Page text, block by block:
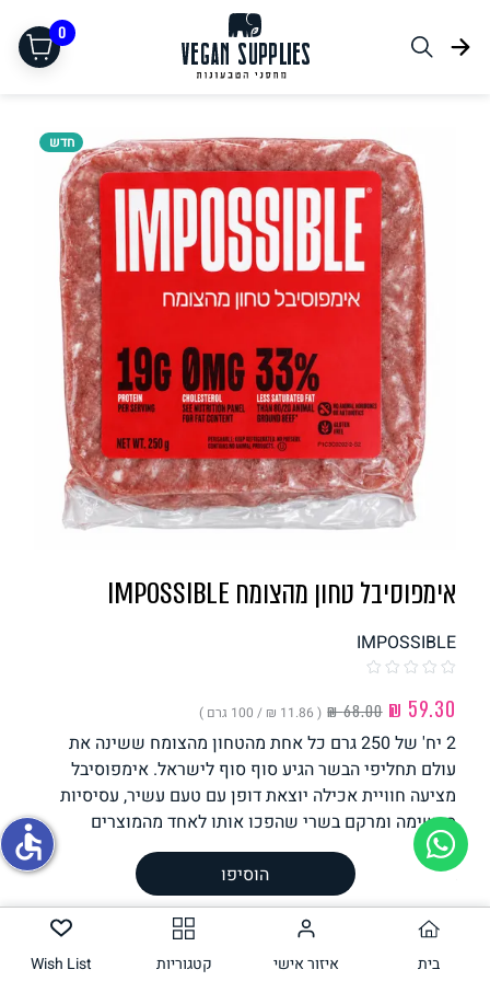
0
גבינות טבעוניות
חדש
אימפוסיבל טחון מהצומח IMPOSSIBLE
IMPOSSIBLE
‏68.00 ₪
( ‏11.86 ₪ / 100 גרם )
2 יח' של 250 גרם כל אחת מהטחון מהצומח ששינה את
עולם תחליפי הבשר הגיע סוף סוף לישראל. אימפוסיבל
מציעה חוויית אכילה יוצאת דופן עם טעם עשיר, עסיסיות
מרשימה ומרקם בשרי שהפכו אותו לאחד מהמוצרים
המדוברים והאהובים בעולם. בין אם אתם טבעונים, מפחיתני
בשר או פשוט חובבי המבורגרים, זה הטחון שכולם חיכו לו.
מושלם לבולונז, קציצות, פשטידות וועוג המון אפשרויות.
מארז של 2 יח' שנארז מחדש בישראל. התמונה להמחשה
בלבד.
הוסיפו
בית איזור אישי קטגוריות Wish List
accessible